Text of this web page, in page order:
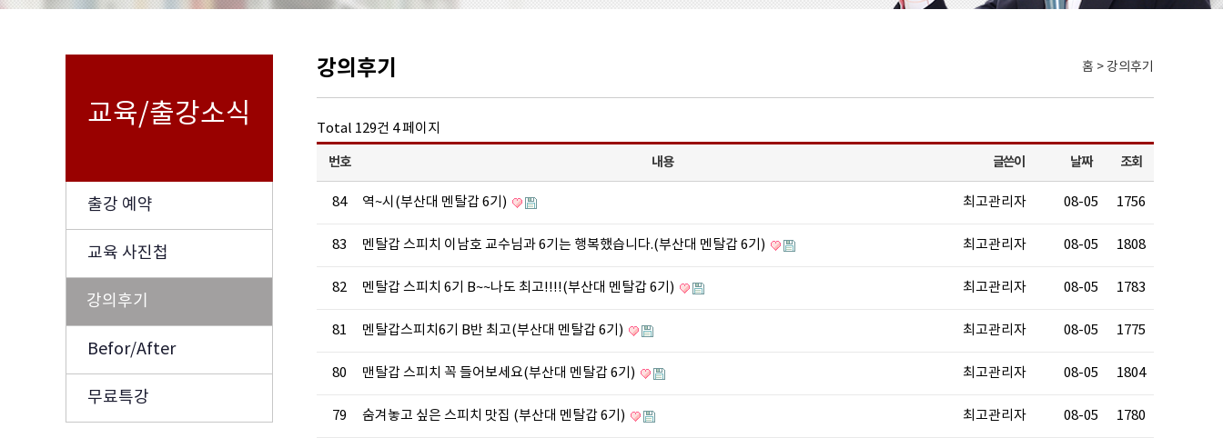
교육/출강소식
출강 예약
교육 사진첩
강의후기
Befor/After
무료특강
강의후기 홈 > 강의후기
Total 129건 4 페이지
번호 내용 글쓴이 날짜 조회
84 역~시(부산대 멘탈갑 6기) 최고관리자 08-05 1756
83 멘탈갑 스피치 이남호 교수님과 6기는 행복했습니다.(부산대 멘탈갑 6기) 최고관리자 08-05 1808
82 멘탈갑 스피치 6기 B~~나도 최고!!!!(부산대 멘탈갑 6기) 최고관리자 08-05 1783
81 멘탈갑스피치6기 B반 최고(부산대 멘탈갑 6기) 최고관리자 08-05 1775
80 맨탈갑 스피치 꼭 들어보세요(부산대 멘탈갑 6기) 최고관리자 08-05 1804
79 숨겨놓고 싶은 스피치 맛집 (부산대 멘탈갑 6기) 최고관리자 08-05 1780